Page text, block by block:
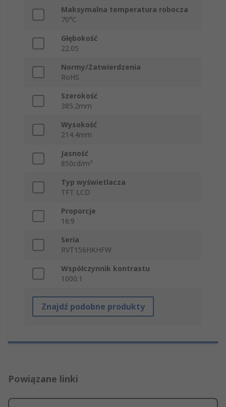
Maksymalna temperatura robocza
70°C
Głębokość
22.05
Normy/Zatwierdzenia
RoHS
Szerokość
385.2mm
Wysokość
214.4mm
Jasność
850cd/m²
Typ wyświetlacza
TFT LCD
Proporcje
16:9
Seria
RVT156HKHFW
Współczynnik kontrastu
1000:1
Znajdź podobne produkty
Powiązane linki